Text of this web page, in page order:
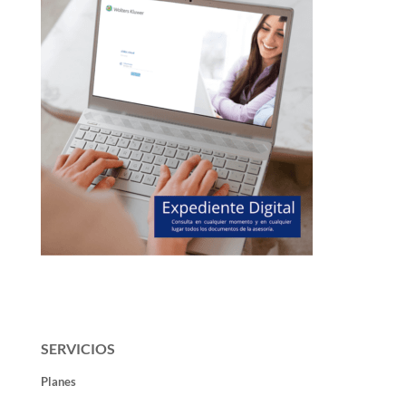
SERVICIOS
Planes